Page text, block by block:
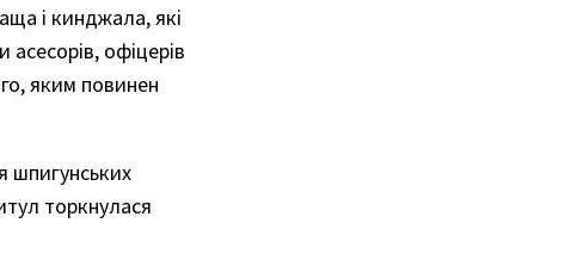
і кинджала, які
офіцерів
яким повинен
шпигунських
торкнулася